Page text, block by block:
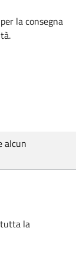
la consegna
alcun
tutta la